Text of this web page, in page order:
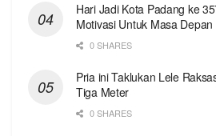
Hari Jadi Kota Padang ke
Motivasi Untuk Masa
0 SHARES
Pria ini Taklukan Lele
Tiga Meter
0 SHARES